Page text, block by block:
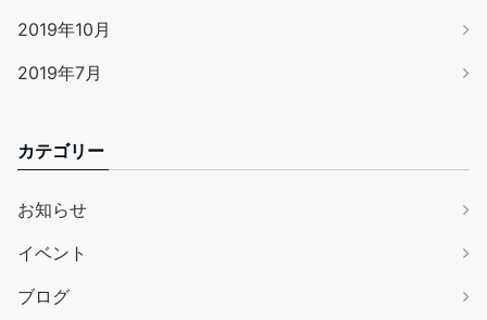
2019年10月
2019年7月
カテゴリー
お知らせ
イベント
ブログ